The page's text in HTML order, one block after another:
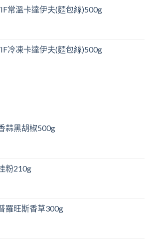
常溫卡達伊夫(麵包絲)500g
冷凍卡達伊夫(麵包絲)500g
蒜黑胡椒500g
粉210g
羅旺斯香草300g